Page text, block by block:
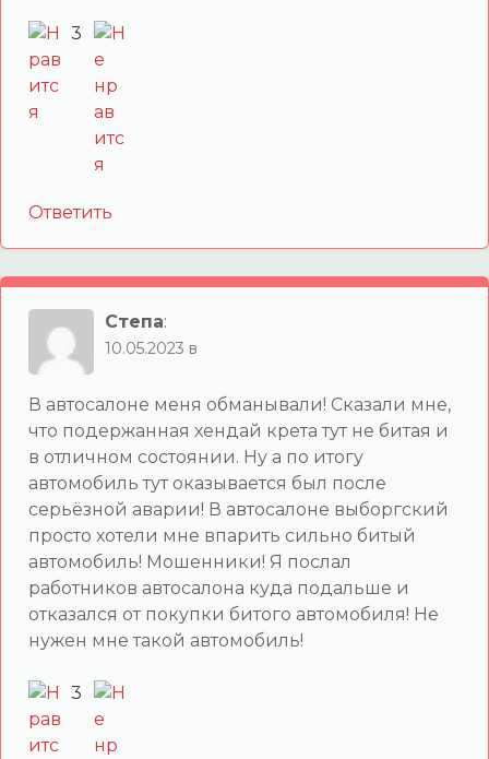
3
Ответить
Степа:
10.05.2023 в
В автосалоне меня обманывали! Сказали мне,
что подержанная хендай крета тут не битая и
в отличном состоянии. Ну а по итогу
автомобиль тут оказывается был после
серьёзной аварии! В автосалоне выборгский
просто хотели мне впарить сильно битый
автомобиль! Мошенники! Я послал
работников автосалона куда подальше и
отказался от покупки битого автомобиля! Не
нужен мне такой автомобиль!
3